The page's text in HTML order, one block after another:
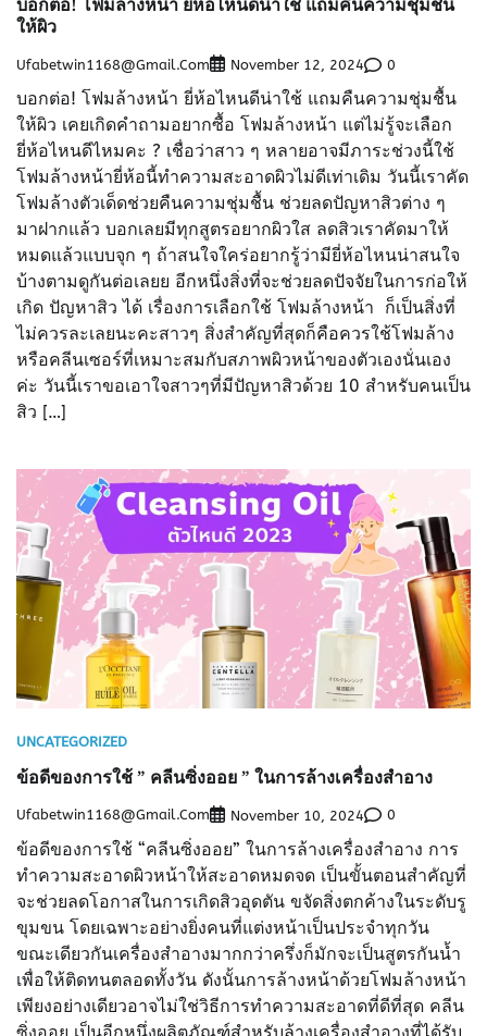
ให้ผิว
Ufabetwin1168@gmail.com November 12, 2024 0
บอกต่อ! โฟมล้างหน้า ยี่ห้อไหนดีน่าใช้ แถมคืนความชุ่มชื้น
ให้ผิว เคยเกิดคำถามอยากซื้อ โฟมล้างหน้า แต่ไม่รู้จะเลือก
ยี่ห้อไหนดีไหมคะ ? เชื่อว่าสาว ๆ หลายอาจมีภาระช่วงนี้ใช้
โฟมล้างหน้ายี่ห้อนี้ทำความสะอาดผิวไม่ดีเท่าเดิม วันนี้เราคัด
โฟมล้างตัวเด็ดช่วยคืนความชุ่มชื้น ช่วยลดปัญหาสิวต่าง ๆ
มาฝากแล้ว บอกเลยมีทุกสูตรอยากผิวใส ลดสิวเราคัดมาให้
หมดแล้วแบบจุก ๆ ถ้าสนใจใคร่อยากรู้ว่ามียี่ห้อไหนน่าสนใจ
บ้างตามดูกันต่อเลยย อีกหนึ่งสิ่งที่จะช่วยลดปัจจัยในการก่อให้
เกิด ปัญหาสิว ได้ เรื่องการเลือกใช้ โฟมล้างหน้า ก็เป็นสิ่งที่
ไม่ควรละเลยนะคะสาวๆ สิ่งสำคัญที่สุดก็คือควรใช้โฟมล้าง
หรือคลีนเซอร์ที่เหมาะสมกับสภาพผิวหน้าของตัวเองนั่นเอง
ค่ะ วันนี้เราขอเอาใจสาวๆที่มีปัญหาสิวด้วย 10 สำหรับคนเป็น
สิว […]
UNCATEGORIZED
ข้อดีของการใช้ ” คลีนซิ่งออย ” ในการล้างเครื่องสำอาง
Ufabetwin1168@gmail.com November 10, 2024 0
ข้อดีของการใช้ “คลีนซิ่งออย” ในการล้างเครื่องสำอาง การ
ทำความสะอาดผิวหน้าให้สะอาดหมดจด เป็นขั้นตอนสำคัญที่
จะช่วยลดโอกาสในการเกิดสิวอุดตัน ขจัดสิ่งตกค้างในระดับรู
ขุมขน โดยเฉพาะอย่างยิ่งคนที่แต่งหน้าเป็นประจำทุกวัน
ขณะเดียวกันเครื่องสำอางมากกว่าครึ่งก็มักจะเป็นสูตรกันน้ำ
เพื่อให้ติดทนตลอดทั้งวัน ดังนั้นการล้างหน้าด้วยโฟมล้างหน้า
เพียงอย่างเดียวอาจไม่ใช่วิธีการทำความสะอาดที่ดีที่สุด คลีน